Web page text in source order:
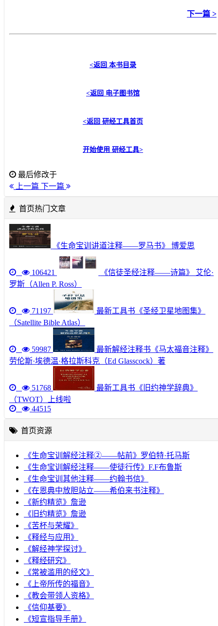
下一篇 >
<返回 本书目录
<返回 电子图书馆
<返回 研经工具首页
开始使用 研经工具>
最后修改于
上一篇 下一篇
首页热门文章
《生命宝训讲道注释——罗马书》 博爱思
106421
《信徒圣经注释——诗篇》 艾伦·
罗斯（Allen P. Ross）
71197
最新工具书《圣经卫星地图集》
（Satellite Bible Atlas）
59987
最新解经注释书《马太福音注释》
劳伦斯·埃德温·格拉斯科克（Ed Glasscock）著
51768
最新工具书《旧约神学辞典》
（TWOT）上线啦
44515
首页资源
《生命宝训解经注释②——帖前》罗伯特·托马斯
《生命宝训解经注释——使徒行传》F.F布鲁斯
《生命宝训其他注释——约翰书信》
《在恩典中放胆站立——希伯来书注释》
《新约精览》詹逊
《旧约精览》詹逊
《苦杯与荣耀》
《释经与应用》
《解经神学探讨》
《释经研究》
《常被滥用的经文》
《上帝所传的福音》
《教会带领人资格》
《信仰基要》
《短宣指导手册》